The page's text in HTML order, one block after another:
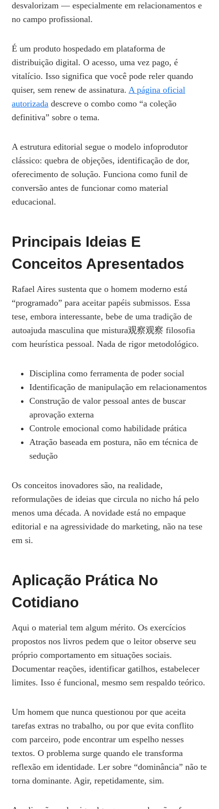
desvalorizam — especialmente em relacionamentos e
no campo profissional.
É um produto hospedado em plataforma de
distribuição digital. O acesso, uma vez pago, é
vitalício. Isso significa que você pode reler quando
quiser, sem renew de assinatura. A página oficial
autorizada descreve o combo como “a coleção
definitiva” sobre o tema.
A estrutura editorial segue o modelo infoprodutor
clássico: quebra de objeções, identificação de dor,
oferecimento de solução. Funciona como funil de
conversão antes de funcionar como material
educacional.
Principais Ideias E
Conceitos Apresentados
Rafael Aires sustenta que o homem moderno está
“programado” para aceitar papéis submissos. Essa
tese, embora interessante, bebe de uma tradição de
autoajuda masculina que mistura观察观察 filosofia
com heurística pessoal. Nada de rigor metodológico.
Disciplina como ferramenta de poder social
Identificação de manipulação em relacionamentos
Construção de valor pessoal antes de buscar
aprovação externa
Controle emocional como habilidade prática
Atração baseada em postura, não em técnica de
sedução
Os conceitos inovadores são, na realidade,
reformulações de ideias que circula no nicho há pelo
menos uma década. A novidade está no empaque
editorial e na agressividade do marketing, não na tese
em si.
Aplicação Prática No
Cotidiano
Aqui o material tem algum mérito. Os exercícios
propostos nos livros pedem que o leitor observe seu
próprio comportamento em situações sociais.
Documentar reações, identificar gatilhos, estabelecer
limites. Isso é funcional, mesmo sem respaldo teórico.
Um homem que nunca questionou por que aceita
tarefas extras no trabalho, ou por que evita conflito
com parceiro, pode encontrar um espelho nesses
textos. O problema surge quando ele transforma
reflexão em identidade. Ler sobre “dominância” não te
torna dominante. Agir, repetidamente, sim.